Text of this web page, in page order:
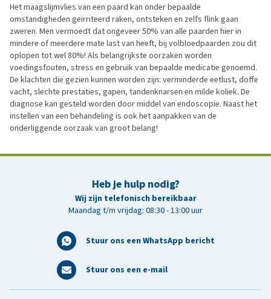
Het maagslijmvlies van een paard kan onder bepaalde
omstandigheden geïrriteerd raken, ontsteken en zelfs flink gaan
zweren. Men vermoedt dat ongeveer 50% van alle paarden hier in
mindere of meerdere mate last van heeft, bij volbloedpaarden zou dit
oplopen tot wel 80%! Als belangrijkste oorzaken worden
voedingsfouten, stress en gebruik van bepaalde medicatie genoemd.
De klachten die gezien kunnen worden zijn: verminderde eetlust, doffe
vacht, slechte prestaties, gapen, tandenknarsen en milde koliek. De
diagnose kan gesteld worden door middel van endoscopie. Naast het
instellen van een behandeling is ook het aanpakken van de
onderliggende oorzaak van groot belang!
Heb je hulp nodig?
Wij zijn telefonisch bereikbaar
Maandag t/m vrijdag: 08:30 - 13:00 uur
Stuur ons een WhatsApp bericht
Stuur ons een e-mail